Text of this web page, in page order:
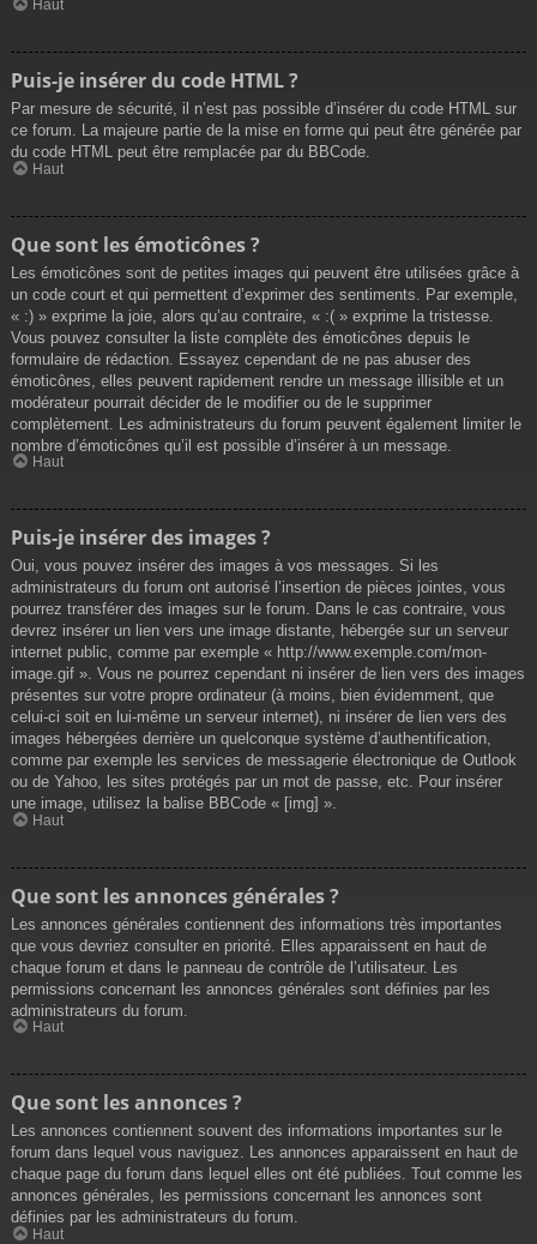
Haut
Puis-je insérer du code HTML ?
Par mesure de sécurité, il n’est pas possible d’insérer du code HTML sur
ce forum. La majeure partie de la mise en forme qui peut être générée par
du code HTML peut être remplacée par du BBCode.
Haut
Que sont les émoticônes ?
Les émoticônes sont de petites images qui peuvent être utilisées grâce à
un code court et qui permettent d’exprimer des sentiments. Par exemple,
« :) » exprime la joie, alors qu’au contraire, « :( » exprime la tristesse.
Vous pouvez consulter la liste complète des émoticônes depuis le
formulaire de rédaction. Essayez cependant de ne pas abuser des
émoticônes, elles peuvent rapidement rendre un message illisible et un
modérateur pourrait décider de le modifier ou de le supprimer
complètement. Les administrateurs du forum peuvent également limiter le
nombre d’émoticônes qu’il est possible d’insérer à un message.
Haut
Puis-je insérer des images ?
Oui, vous pouvez insérer des images à vos messages. Si les
administrateurs du forum ont autorisé l’insertion de pièces jointes, vous
pourrez transférer des images sur le forum. Dans le cas contraire, vous
devrez insérer un lien vers une image distante, hébergée sur un serveur
internet public, comme par exemple « http://www.exemple.com/mon-
image.gif ». Vous ne pourrez cependant ni insérer de lien vers des images
présentes sur votre propre ordinateur (à moins, bien évidemment, que
celui-ci soit en lui-même un serveur internet), ni insérer de lien vers des
images hébergées derrière un quelconque système d’authentification,
comme par exemple les services de messagerie électronique de Outlook
ou de Yahoo, les sites protégés par un mot de passe, etc. Pour insérer
une image, utilisez la balise BBCode « [img] ».
Haut
Que sont les annonces générales ?
Les annonces générales contiennent des informations très importantes
que vous devriez consulter en priorité. Elles apparaissent en haut de
chaque forum et dans le panneau de contrôle de l’utilisateur. Les
permissions concernant les annonces générales sont définies par les
administrateurs du forum.
Haut
Que sont les annonces ?
Les annonces contiennent souvent des informations importantes sur le
forum dans lequel vous naviguez. Les annonces apparaissent en haut de
chaque page du forum dans lequel elles ont été publiées. Tout comme les
annonces générales, les permissions concernant les annonces sont
définies par les administrateurs du forum.
Haut